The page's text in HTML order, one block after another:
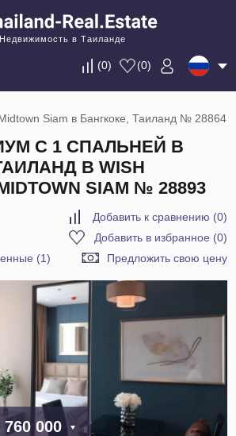
Недвижимость в Таиланде
(0) (0)
Siam в Бангкоке, Таиланд № 28864
С 1 СПАЛЬНЕЙ В
В WISH
SIAM № 28893
Добавить к сравнению (0)
Добавить в избранное (0)
(1)
Предложить свою цену
760 000